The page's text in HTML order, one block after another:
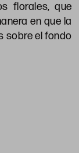
florales, que
en que la
sobre el fondo